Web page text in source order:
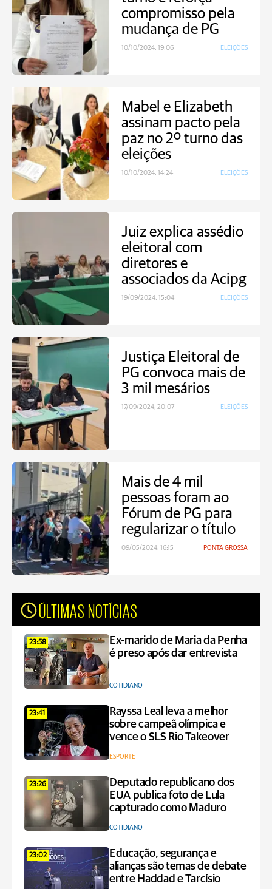
compromisso pela
mudança de PG
10/10/2024, 19:06 ELEIÇÕES
Mabel e Elizabeth
assinam pacto pela
paz no 2º turno das
eleições
10/10/2024, 14:24 ELEIÇÕES
Juiz explica assédio
eleitoral com
diretores e
associados da Acipg
19/09/2024, 15:04 ELEIÇÕES
Justiça Eleitoral de
PG convoca mais de
3 mil mesários
17/09/2024, 20:07 ELEIÇÕES
Mais de 4 mil
pessoas foram ao
Fórum de PG para
regularizar o título
09/05/2024, 16:15 PONTA GROSSA
ÚLTIMAS NOTÍCIAS
23:58
Ex-marido de Maria da Penha
é preso após dar entrevista
COTIDIANO
23:41
Rayssa Leal leva a melhor
sobre campeã olímpica e
vence o SLS Rio Takeover
ESPORTE
23:26
Deputado republicano dos
EUA publica foto de Lula
capturado como Maduro
COTIDIANO
23:02
Educação, segurança e
alianças são temas de debate
entre Haddad e Tarcísio